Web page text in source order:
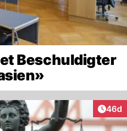
Beschuldigter
46d